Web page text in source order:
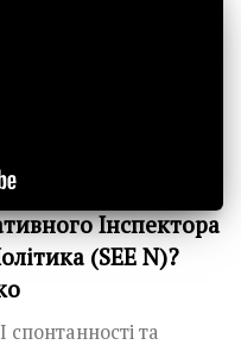
Інспектора
(SEE N)?
та